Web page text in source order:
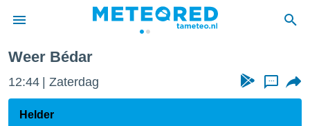
door
Weer Bédar
12:44 Zaterdag ...
Helder